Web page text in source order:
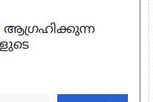
ആഗ്രഹിക്കുന്ന